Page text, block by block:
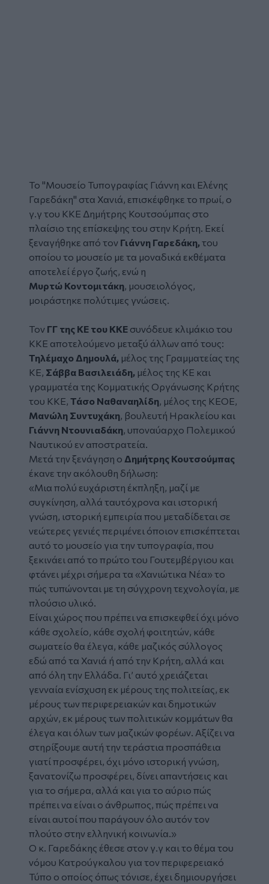
Το "Μουσείο Τυπογραφίας Γιάννη και Ελένης
Γαρεδάκη" στα Χανιά, επισκέφθηκε το πρωί, ο
γ.γ του ΚΚΕ Δημήτρης Κουτσούμπας στο
πλαίσιο της επίσκεψης του στην Κρήτη. Εκεί
ξεναγήθηκε από τον Γιάννη Γαρεδάκη,του
οποίου το μουσείο με τα μοναδικά εκθέματα
αποτελεί έργο ζωής, ενώ η
Μυρτώ Κοντομιτάκη, μουσειολόγος,
μοιράστηκε πολύτιμες γνώσεις.
Τον ΓΓ της ΚΕ του ΚΚΕ συνόδευε κλιμάκιο του
ΚΚΕ αποτελούμενο μεταξύ άλλων από τους:
Τηλέμαχο Δημουλά, μέλος της Γραμματείας της
ΚΕ, Σάββα Βασιλειάδη, μέλος της ΚΕ και
γραμματέα της Κομματικής Οργάνωσης Κρήτης
του ΚΚΕ, Τάσο Ναθαναηλίδη, μέλος της ΚΕΟΕ,
Μανώλη Συντυχάκη, βουλευτή Ηρακλείου και
Γιάννη Ντουνιαδάκη, υποναύαρχο Πολεμικού
Ναυτικού εν αποστρατεία.
Μετά την ξενάγηση ο Δημήτρης Κουτσούμπας
έκανε την ακόλουθη δήλωση:
«Μια πολύ ευχάριστη έκπληξη, μαζί με
συγκίνηση, αλλά ταυτόχρονα και ιστορική
γνώση, ιστορική εμπειρία που μεταδίδεται σε
νεώτερες γενιές περιμένει όποιον επισκέπτεται
αυτό το μουσείο για την τυπογραφία, που
ξεκινάει από το πρώτο του Γουτεμβέργιου και
φτάνει μέχρι σήμερα τα «Χανιώτικα Νέα» το
πώς τυπώνονται με τη σύγχρονη τεχνολογία, με
πλούσιο υλικό.
Είναι χώρος που πρέπει να επισκεφθεί όχι μόνο
κάθε σχολείο, κάθε σχολή φοιτητών, κάθε
σωματείο θα έλεγα, κάθε μαζικός σύλλογος
εδώ από τα Χανιά ή από την Κρήτη, αλλά και
από όλη την Ελλάδα. Γι’ αυτό χρειάζεται
γενναία ενίσχυση εκ μέρους της πολιτείας, εκ
μέρους των περιφερειακών και δημοτικών
αρχών, εκ μέρους των πολιτικών κομμάτων θα
έλεγα και όλων των μαζικών φορέων. Αξίζει να
στηρίξουμε αυτή την τεράστια προσπάθεια
γιατί προσφέρει, όχι μόνο ιστορική γνώση,
ξανατονίζω προσφέρει, δίνει απαντήσεις και
για το σήμερα, αλλά και για το αύριο πώς
πρέπει να είναι ο άνθρωπος, πώς πρέπει να
είναι αυτοί που παράγουν όλο αυτόν τον
πλούτο στην ελληνική κοινωνία.»
Ο κ. Γαρεδάκης έθεσε στον γ.γ και το θέμα του
νόμου Κατρούγκαλου για τον περιφερειακό
Τύπο ο οποίος όπως τόνισε, έχει δημιουργήσει